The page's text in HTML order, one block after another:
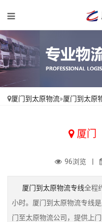
厦门到太原物流»厦门到太原
厦门
96浏览 |
厦门到太原物流专线全程
小时。厦门到太原物流专线
门至太原物流公司，提供上